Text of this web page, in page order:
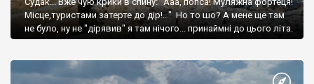
Місце,туристами затерте до дір!..." Но то шо? А мене ще там
не було, ну не "дірявив" я там нічого... принаймні до цього літа.